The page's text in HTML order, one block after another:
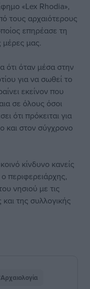
«Lex Rhodia»,
τους αρχαιότερους
επηρέασε τη
μέρες μας.
ότι όταν μέσα στην
για να σωθεί το
εκείνον που
σε όλους όσοι
ότι πρόκειται για
και στον σύγχρονο
κίνδυνο κανείς
περιφερειάρχης,
νησιού με τις
της συλλογικής